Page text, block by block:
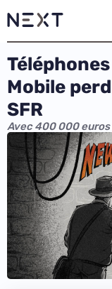
Mobile
SFR
Avec 400 000 euros